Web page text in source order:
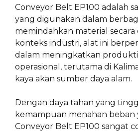
Conveyor Belt EP100 adalah
yang digunakan dalam
memindahkan material secara
konteks industri, alat ini
dalam meningkatkan
operasional, terutama di
kaya akan sumber daya alam.
Dengan daya tahan yang
kemampuan menahan beban
Conveyor Belt EP100 sangat